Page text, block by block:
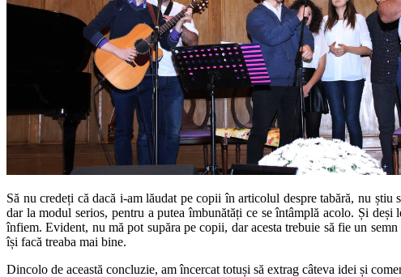
Să nu credeți că dacă i-am lăudat pe copii în articolul despre tabără, nu
dar la modul serios, pentru a putea îmbunătăți ce se întâmplă acolo. Și
înfiem. Evident, nu mă pot supăra pe copii, dar acesta trebuie să fie un
își facă treaba mai bine.
Dincolo de această concluzie, am încercat totuși să extrag câteva idei și